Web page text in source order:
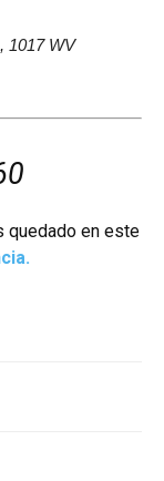
1017 WV
quedado en este